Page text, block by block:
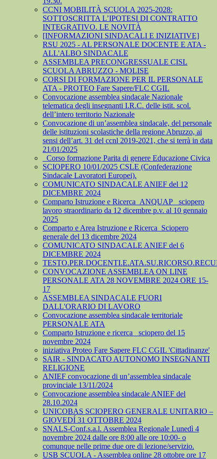
CCNI MOBILITÀ SCUOLA 2025-2028:
SOTTOSCRITTA L’IPOTESI DI CONTRATTO
INTEGRATIVO. LE NOVITÀ
[INFORMAZIONI SINDACALI E INIZIATIVE]
RSU 2025 - AL PERSONALE DOCENTE E ATA -
ALL'ALBO SINDACALE
ASSEMBLEA PRECONGRESSUALE CISL
SCUOLA ABRUZZO - MOLISE
CORSI DI FORMAZIONE PER IL PERSONALE
ATA - PROTEO Fare Sapere/FLC CGIL
Convocazione assemblea sindacale Nazionale
telematica degli insegnanti I.R.C. delle istit. scol.
dell’intero territorio Nazionale
Convocazione di un’assemblea sindacale, del personale
delle istituzioni scolastiche della regione Abruzzo, ai
sensi dell’art. 31 del ccnl 2019-2021, che si terrà in data
21/01/2025
_Corso formazione Parita di genere Educazione Civica
SCIOPERO 10/01/2025 CSLE (Confederazione
Sindacale Lavoratori Europei).
COMUNICATO SINDACALE ANIEF del 12
DICEMBRE 2024
Comparto Istruzione e Ricerca_ANQUAP_ sciopero
lavoro straordinario da 12 dicembre p.v. al 10 gennaio
2025
Comparto e Area Istruzione e Ricerca_Sciopero
generale del 13 dicembre 2024
COMUNICATO SINDACALE ANIEF del 6
DICEMBRE 2024
CONVOCAZIONE ASSEMBLEA ON LINE
PERSONALE ATA 28 NOVEMBRE 2024 ORE 15-
17
ASSEMBLEA SINDACALE FUORI
DALL'ORARIO DI LAVORO
Convocazione assemblea sindacale territoriale
PERSONALE ATA
Comparto Istruzione e ricerca_ sciopero del 15
novembre 2024
iniziativa Proteo Fare Sapere FLC CGIL 'Cittadinanze'
SAIR - SINDACATO AUTONOMO INSEGNANTI
RELIGIONE
ANIEF convocazione di un’assemblea sindacale
provinciale 13/11/2024
Convocazione assemblea sindacale ANIEF del
28.10.2024
UNICOBAS SCIOPERO GENERALE UNITARIO –
GIOVEDÍ 31 OTTOBRE 2024
SNALS-Conf.s.a.l. Assemblea Regionale Lunedì 4
novembre 2024 dalle ore 8:00 alle ore 10:00- o
comunque nelle prime due ore di lezione/servizio.
USB SCUOLA - Assemblea online 28 ottobre ore 17